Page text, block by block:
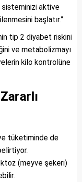
sisteminizi aktive
başlatır.”
tip 2 diyabet riskini
ve metabolizmayı
kilo kontrolüne
tüketiminde de
(meyve şekeri)